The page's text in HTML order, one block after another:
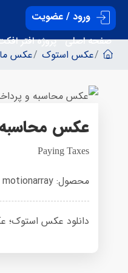
ورود / عضویت
صفحه اصلی پروژه افتر
عکس استوک
عکس
عکس محاسبه
Paying Taxes
محصول: motionarray
دانلود عکس استوک؛ عکس